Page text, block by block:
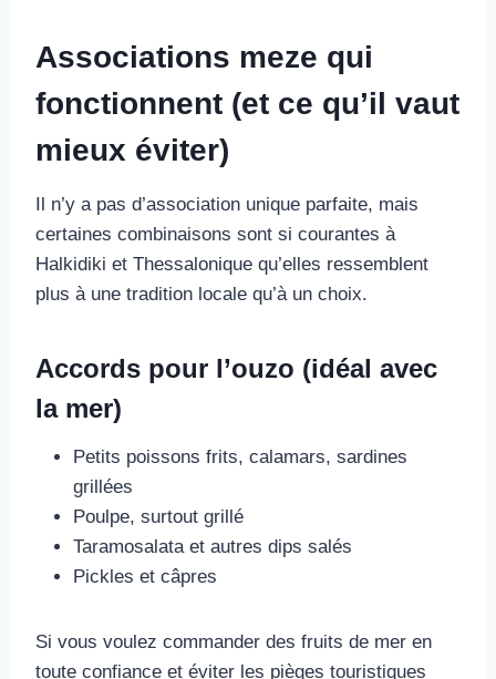
Associations meze qui
fonctionnent (et ce qu’il vaut
mieux éviter)
Il n’y a pas d’association unique parfaite, mais
certaines combinaisons sont si courantes à
Halkidiki et Thessalonique qu’elles ressemblent
plus à une tradition locale qu’à un choix.
Accords pour l’ouzo (idéal avec
la mer)
Petits poissons frits, calamars, sardines
grillées
Poulpe, surtout grillé
Taramosalata et autres dips salés
Pickles et câpres
Si vous voulez commander des fruits de mer en
toute confiance et éviter les pièges touristiques